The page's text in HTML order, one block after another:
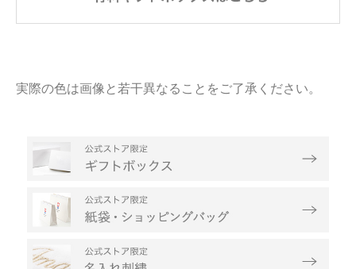
実際の色は画像と若干異なることをご了承ください。